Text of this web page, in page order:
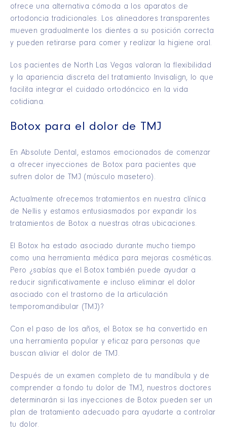
ofrece una alternativa cómoda a los aparatos de
ortodoncia tradicionales. Los alineadores transparentes
mueven gradualmente los dientes a su posición correcta
y pueden retirarse para comer y realizar la higiene oral.
Los pacientes de North Las Vegas valoran la flexibilidad
y la apariencia discreta del tratamiento Invisalign, lo que
facilita integrar el cuidado ortodóncico en la vida
cotidiana.
Botox para el dolor de TMJ
En Absolute Dental, estamos emocionados de comenzar
a ofrecer inyecciones de Botox para pacientes que
sufren dolor de TMJ (músculo masetero).
Actualmente ofrecemos tratamientos en nuestra clínica
de Nellis y estamos entusiasmados por expandir los
tratamientos de Botox a nuestras otras ubicaciones.
El Botox ha estado asociado durante mucho tiempo
como una herramienta médica para mejoras cosméticas.
Pero ¿sabías que el Botox también puede ayudar a
reducir significativamente e incluso eliminar el dolor
asociado con el trastorno de la articulación
temporomandibular (TMJ)?
Con el paso de los años, el Botox se ha convertido en
una herramienta popular y eficaz para personas que
buscan aliviar el dolor de TMJ.
Después de un examen completo de tu mandíbula y de
comprender a fondo tu dolor de TMJ, nuestros doctores
determinarán si las inyecciones de Botox pueden ser un
plan de tratamiento adecuado para ayudarte a controlar
tu dolor.